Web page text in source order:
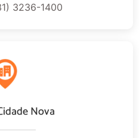
3236-1400
Nova